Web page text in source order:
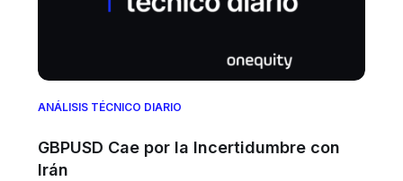
ANÁLISIS TÉCNICO DIARIO
GBPUSD Cae por la Incertidumbre con
Irán